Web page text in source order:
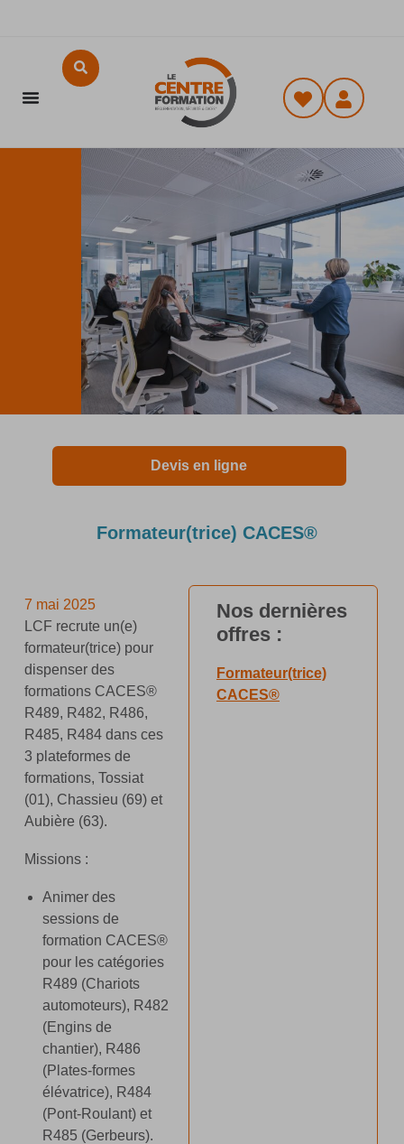
Devis en ligne
Formateur(trice) CACES®
7 mai 2025
LCF recrute un(e)
formateur(trice) pour
dispenser des
formations CACES®
R489, R482, R486,
R485, R484 dans ces
3 plateformes de
formations, Tossiat
(01), Chassieu (69) et
Aubière (63).
Missions :
Animer des
sessions de
formation CACES®
pour les catégories
R489 (Chariots
automoteurs), R482
(Engins de
chantier), R486
(Plates-formes
élévatrice), R484
(Pont-Roulant) et
R485 (Gerbeurs).
Nos dernières
offres :
Formateur(trice)
CACES®